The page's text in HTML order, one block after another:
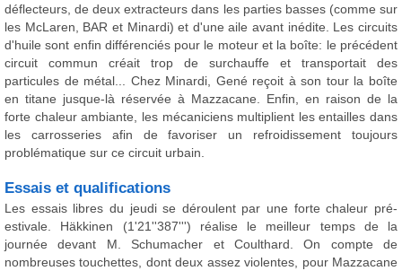
déflecteurs, de deux extracteurs dans les parties basses (comme sur
les McLaren, BAR et Minardi) et d'une aile avant inédite. Les circuits
d'huile sont enfin différenciés pour le moteur et la boîte: le précédent
circuit commun créait trop de surchauffe et transportait des
particules de métal... Chez Minardi, Gené reçoit à son tour la boîte
en titane jusque-là réservée à Mazzacane. Enfin, en raison de la
forte chaleur ambiante, les mécaniciens multiplient les entailles dans
les carrosseries afin de favoriser un refroidissement toujours
problématique sur ce circuit urbain.
Essais et qualifications
Les essais libres du jeudi se déroulent par une forte chaleur pré-
estivale. Häkkinen (1'21''387''') réalise le meilleur temps de la
journée devant M. Schumacher et Coulthard. On compte de
nombreuses touchettes, dont deux assez violentes, pour Mazzacane